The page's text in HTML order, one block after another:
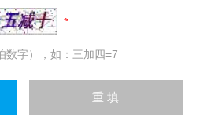
数字），如：三加四=7